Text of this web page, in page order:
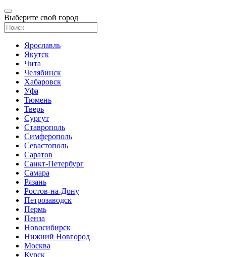
Выберите свой город
Ярославль
Якутск
Чита
Челябинск
Хабаровск
Уфа
Тюмень
Тверь
Сургут
Ставрополь
Симферополь
Севастополь
Саратов
Санкт-Петербург
Самара
Рязань
Ростов-на-Дону
Петрозаводск
Пермь
Пенза
Новосибирск
Нижний Новгород
Москва
Курск